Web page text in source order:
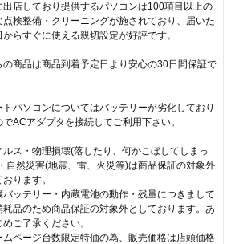
出店しており提供するパソコンは100項目以上の
点検整備・クリーニングが施されており、届いた
からすぐに使える親切設定が好評です。
の商品は商品到着予定日より安心の30日間保証で
パソコンについてはバッテリーが劣化しており
でACアダプタを接続してご利用下さい。
ス・物理損壊(落したり、何かこぼしてしまっ
自然災害(地震、雷、火災等)は商品保証の対象外
おります。
ッテリー・内蔵電池の動作・残量につきまして
耗品のため商品保証の対象外としております。あ
めご了承ください。
ページ台数限定特価の為、販売価格は店頭価格